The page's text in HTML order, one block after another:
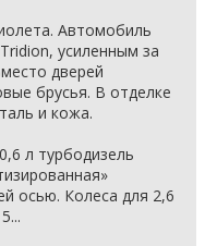
Автомобиль
усиленным за
дверей
брусья. В отделке
и кожа.
л турбодизель
осью. Колеса для 2,6